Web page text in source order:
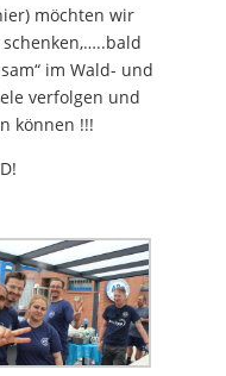
möchten wir
im Wald- und
verfolgen und
können !!!